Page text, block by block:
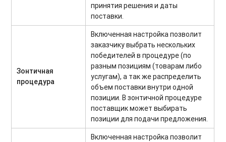
принятия решения и даты
поставки.
Зонтичная
процедура
Включенная настройка позволит
заказчику выбрать нескольких
победителей в процедуре (по
разным позициям (товарам либо
услугам), а так же распределить
объем поставки внутри одной
позиции. В зонтичной процедуре
поставщик может выбирать
позиции для подачи предложения.
Включенная настройка позволит